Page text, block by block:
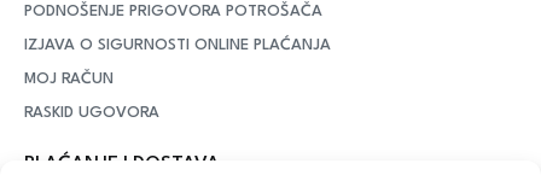
PODNOŠENJE PRIGOVORA POTROŠAČA
IZJAVA O SIGURNOSTI ONLINE PLAĆANJA
MOJ RAČUN
RASKID UGOVORA
PLAĆANJE I DOSTAVA